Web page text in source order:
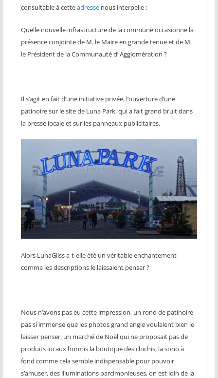
consultable à cetteadressenous interpelle :
Quelle nouvelle infrastructure de la commune occasionne la
présence conjointe de M. le Maire en grande tenue et de M.
le Président de la Communauté d’ Agglomération ?
Il s’agit en fait d’une initiative privée, l’ouverture d’une
patinoire sur le site de Luna Park, qui a fait grand bruit dans
la presse locale et sur les panneaux publicitaires.
Alors LunaGliss a-t-elle été un véritable enchantement
comme les descriptions le laissaient penser ?
Nous n’avons pas eu cette impression, un rond de patinoire
pas si immense que les photos grand angle voulaient bien le
laisser penser, un marché de Noël qui ne proposait pas de
produits locaux hormis la boutique des chichis, la sono à
fond comme cela semble indispensable pour pouvoir
s’amuser, des illuminations parcimonieuses, on est loin de la